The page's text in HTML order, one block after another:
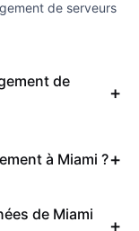
de serveurs
de
à Miami ?
de Miami